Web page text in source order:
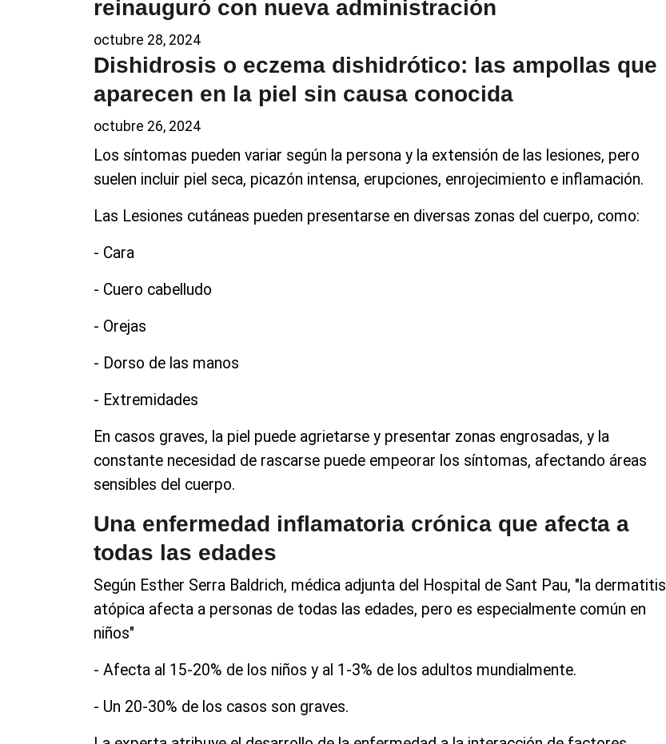
reinauguró con nueva administración
octubre 28, 2024
Dishidrosis o eczema dishidrótico: las ampollas que
aparecen en la piel sin causa conocida
octubre 26, 2024
Los síntomas pueden variar según la persona y la extensión de las lesiones, pero
suelen incluir piel seca, picazón intensa, erupciones, enrojecimiento e inflamación.
Las Lesiones cutáneas pueden presentarse en diversas zonas del cuerpo, como:
- Cara
- Cuero cabelludo
- Orejas
- Dorso de las manos
- Extremidades
En casos graves, la piel puede agrietarse y presentar zonas engrosadas, y la
constante necesidad de rascarse puede empeorar los síntomas, afectando áreas
sensibles del cuerpo.
Una enfermedad inflamatoria crónica que afecta a
todas las edades
Según Esther Serra Baldrich, médica adjunta del Hospital de Sant Pau, "la dermatitis
atópica afecta a personas de todas las edades, pero es especialmente común en
niños"
- Afecta al 15-20% de los niños y al 1-3% de los adultos mundialmente.
- Un 20-30% de los casos son graves.